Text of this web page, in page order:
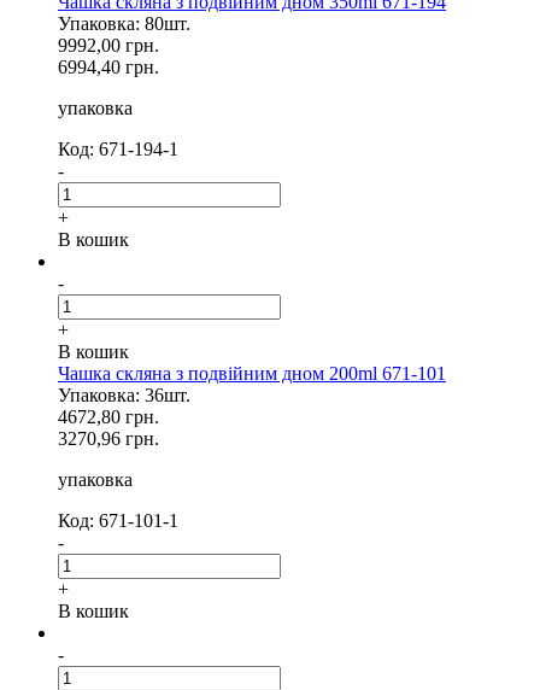
Упаковка: 80шт.
9992,00 грн.
6994,40 грн.
упаковка
Код: 671-194-1
-
+
В кошик
-
+
В кошик
Чашка скляна з подвійним дном 200ml 671-101
Упаковка: 36шт.
4672,80 грн.
3270,96 грн.
упаковка
Код: 671-101-1
-
+
В кошик
-